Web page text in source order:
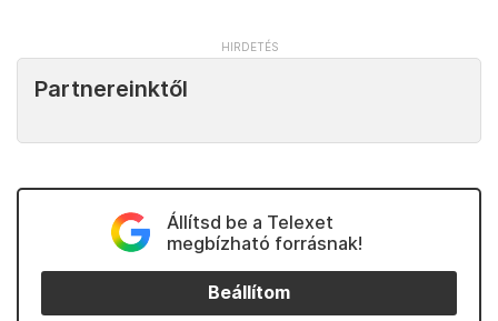
Partnereinktől
Állítsd be a Telexet
megbízható forrásnak!
Beállítom